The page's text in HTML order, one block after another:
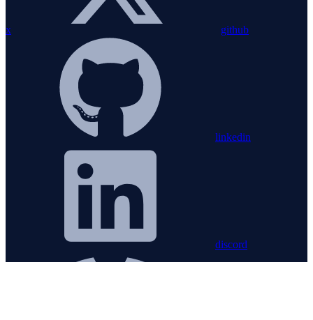
x github
linkedin
discord